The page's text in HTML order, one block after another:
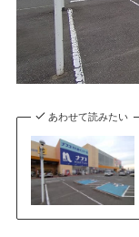
あわせて読みたい